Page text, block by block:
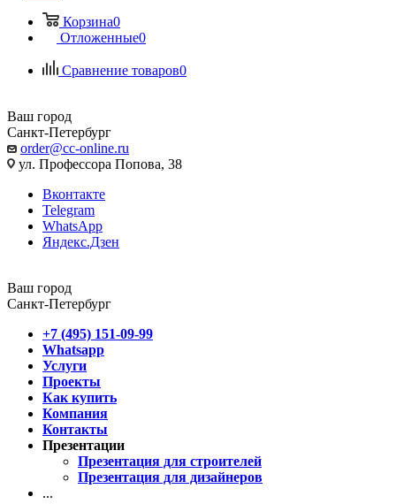
Корзина0
Отложенные0
Сравнение товаров0
Ваш город
Санкт-Петербург
order@cc-online.ru
ул. Профессора Попова, 38
Вконтакте
Telegram
WhatsApp
Яндекс.Дзен
Ваш город
Санкт-Петербург
+7 (495) 151-09-99
Whatsapp
Услуги
Проекты
Как купить
Компания
Контакты
Презентации
Презентация для строителей
Презентация для дизайнеров
...